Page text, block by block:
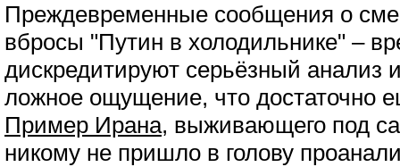
Преждевременные сообщения о
вбросы "Путин в холодильнике" –
дискредитируют серьёзный анализ
ложное ощущение, что достаточно
Пример Ирана, выживающего под
никому не пришло в голову